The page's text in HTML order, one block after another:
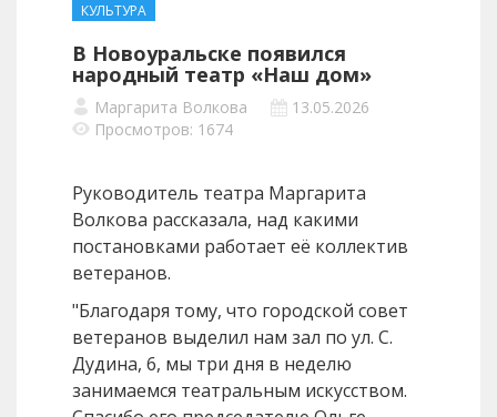
КУЛЬТУРА
В Новоуральске появился
народный театр «Наш дом»
Маргарита Волкова
13.05.2026
Просмотров: 1674
Руководитель театра Маргарита
Волкова рассказала, над какими
постановками работает её коллектив
ветеранов.
"Благодаря тому, что городской совет
ветеранов выделил нам зал по ул. С.
Дудина, 6, мы три дня в неделю
занимаемся театральным искусством.